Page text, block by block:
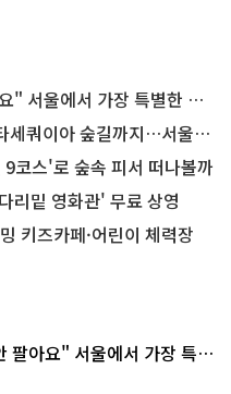
서 가장 특별한 편의점의 정체
숲길까지…서울둘레길 15코스
코스'로 숲속 피서 떠나볼까
리밑 영화관' 무료 상영
키즈카페·어린이 체력장
팔아요" 서울에서 가장 특별